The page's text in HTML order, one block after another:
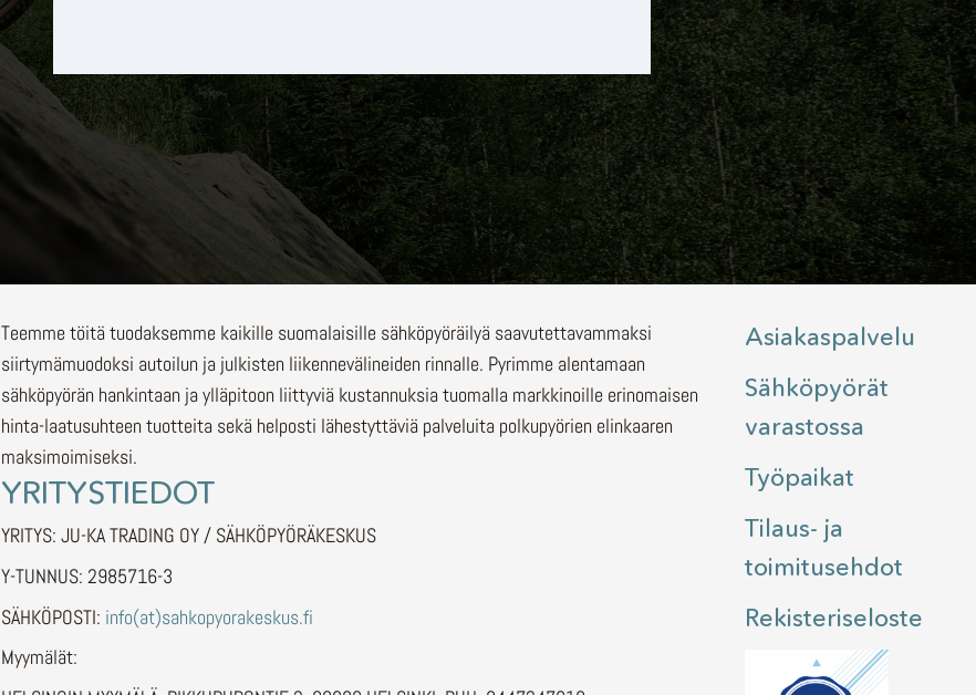
Teemme töitä tuodaksemme kaikille suomalaisille sähköpyöräilyä saavutettavammaksi
siirtymämuodoksi autoilun ja julkisten liikennevälineiden rinnalle. Pyrimme alentamaan
sähköpyörän hankintaan ja ylläpitoon liittyviä kustannuksia tuomalla markkinoille erinomaisen
hinta-laatusuhteen tuotteita sekä helposti lähestyttäviä palveluita polkupyörien elinkaaren
maksimoimiseksi.
YRITYSTIEDOT
YRITYS: JU-KA TRADING OY / SÄHKÖPYÖRÄKESKUS
Y-TUNNUS: 2985716-3
SÄHKÖPOSTI: info(at)sahkopyorakeskus.fi
Myymälät:
Asiakaspalvelu
Sähköpyörät
varastossa
Työpaikat
Tilaus- ja
toimitusehdot
Rekisteriseloste